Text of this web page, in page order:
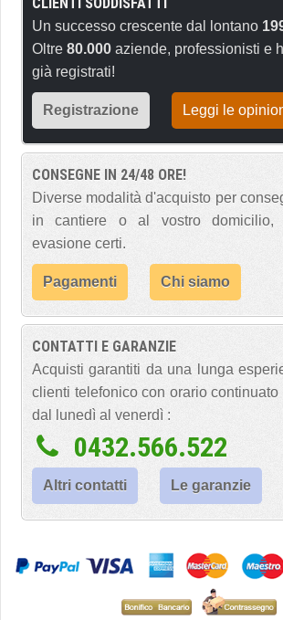
Un successo crescente dal lontano
Oltre 80.000 aziende, professionisti e
già registrati!
Registrazione Leggi le
CONSEGNE IN 24/48 ORE!
Diverse modalità d'acquisto per
in cantiere o al vostro domicilio,
evasione certi.
Pagamenti Chi siamo
CONTATTI E GARANZIE
Acquisti garantiti da una lunga
clienti telefonico con orario
dal lunedì al venerdì :
0432.566.522
Altri contatti Le garanzie